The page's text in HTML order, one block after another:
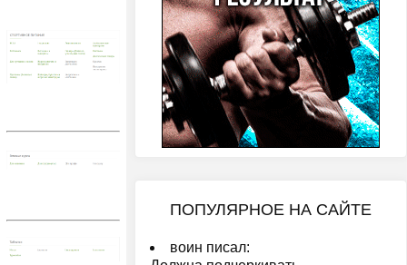
ПОПУЛЯРНОЕ НА САЙТЕ
воин писал: